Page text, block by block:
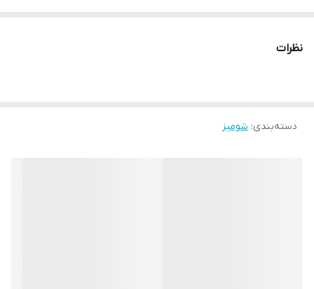
نظرات
دسته‌بندی: شومیز